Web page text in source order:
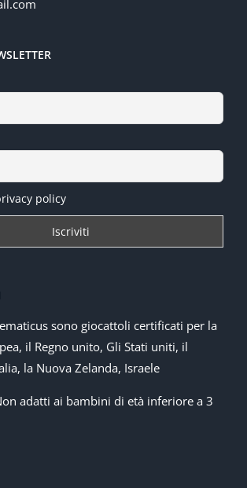
policy
sono giocattoli certificati per la
il Regno unito, Gli Stati uniti, il
la Nuova Zelanda, Israele
adatti ai bambini di età inferiore a 3